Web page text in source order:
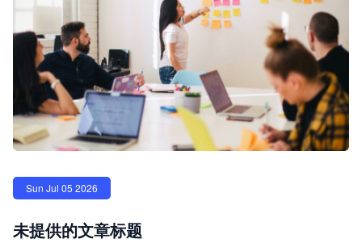
Sun Jul 05 2026
未提供的文章标题